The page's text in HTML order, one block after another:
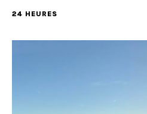
24 HEURES